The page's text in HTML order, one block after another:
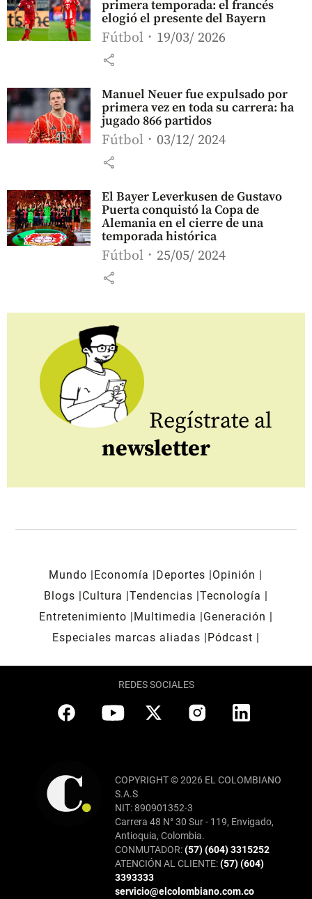
primera temporada: el francés
elogió el presente del Bayern
Fútbol 19/03/ 2026
share
Manuel Neuer fue expulsado por
primera vez en toda su carrera: ha
jugado 866 partidos
Fútbol 03/12/ 2024
share
El Bayer Leverkusen de Gustavo
Puerta conquistó la Copa de
Alemania en el cierre de una
temporada histórica
Fútbol 25/05/ 2024
share
Regístrate al
newsletter
Mundo Economía Deportes
Opinión
Blogs
Cultura Tendencias Tecnología
Entretenimiento
Multimedia
Generación
Especiales marcas aliadas
Pódcast
REDES SOCIALES
COPYRIGHT © 2026 EL COLOMBIANO
S.A.S
NIT: 890901352-3
Carrera 48 N° 30 Sur - 119, Envigado,
Antioquia, Colombia.
CONMUTADOR:(57) (604) 3315252
ATENCIÓN AL CLIENTE:(57) (604)
3393333
servicio@elcolombiano.com.co